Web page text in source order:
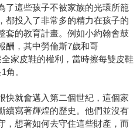
了這些孩子不被家族的光環所籠
都投入了非常多的精力在孩子的
套的教育計畫。例如小約翰會鼓
酬，其中勞倫斯7歲和哥
家皮鞋的權利，當時擦每雙皮鞋
角。
快就會邁入第二個世紀，這個家
續寫著輝煌的歷史。他們並沒有
，想著如何去守住這些財產，而